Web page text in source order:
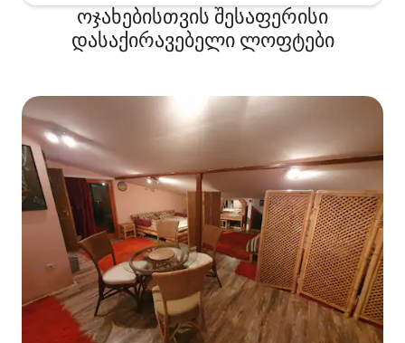
ოჯახებისთვის შესაფერისი
დასაქირავებელი ლოფტები